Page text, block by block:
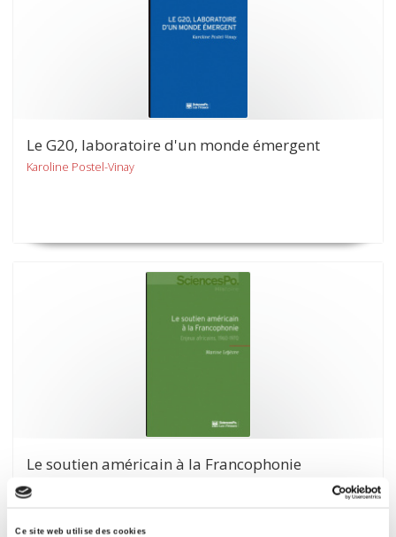
Ce site web utilise des cookies
Le G20, laboratoire d'un monde émergent
Karoline Postel-Vinay
Le soutien américain à la Francophonie
Enjeux africains 1960-1970
Marine Lefevre